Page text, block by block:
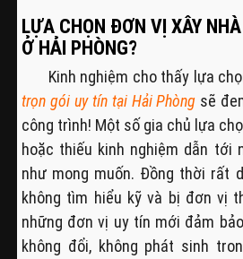
LỰA CHỌN ĐƠN VỊ XÂY
Ở HẢI PHÒNG?
Kinh nghiệm cho thấy lựa
trọn gói uy tín tại Hải Phòng sẽ
công trình! Một số gia chủ lựa
hoặc thiếu kinh nghiệm dẫn tới
như mong muốn. Đồng thời rất
không tìm hiểu kỹ và bị đơn vị
những đơn vị uy tín mới đảm
không đổi, không phát sinh